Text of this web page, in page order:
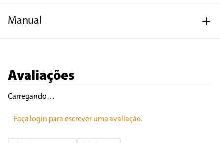
Manual
Avaliações
Carregando…
Faça login para escrever uma avaliação.